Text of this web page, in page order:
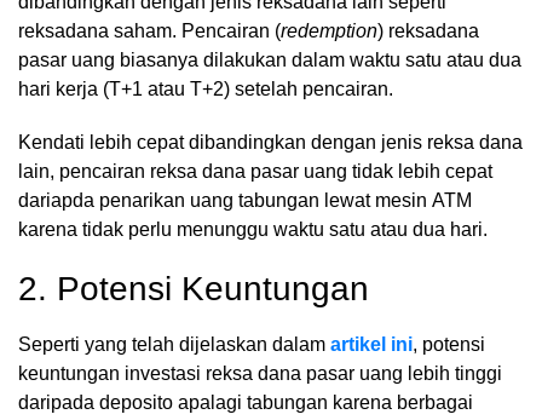
reksadana saham. Pencairan (redemption) reksadana
pasar uang biasanya dilakukan dalam waktu satu atau dua
hari kerja (T+1 atau T+2) setelah pencairan.
Kendati lebih cepat dibandingkan dengan jenis reksa dana
lain, pencairan reksa dana pasar uang tidak lebih cepat
dariapda penarikan uang tabungan lewat mesin ATM
karena tidak perlu menunggu waktu satu atau dua hari.
2. Potensi Keuntungan
Seperti yang telah dijelaskan dalam artikel ini, potensi
keuntungan investasi reksa dana pasar uang lebih tinggi
daripada deposito apalagi tabungan karena berbagai